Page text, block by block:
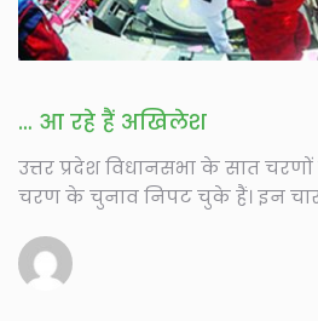
… आ रहे हैं अखिलेश
उत्तर प्रदेश विधानसभा के सात
चरण के चुनाव निपट चुके हैं। इन